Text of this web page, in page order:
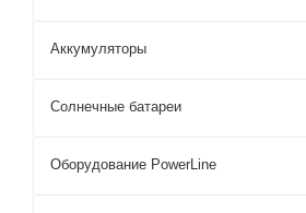
Аккумуляторы
Солнечные батареи
Оборудование PowerLine